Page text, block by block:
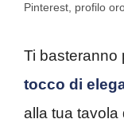
Pinterest, profilo
Ti basteranno
tocco di
alla tua tavola